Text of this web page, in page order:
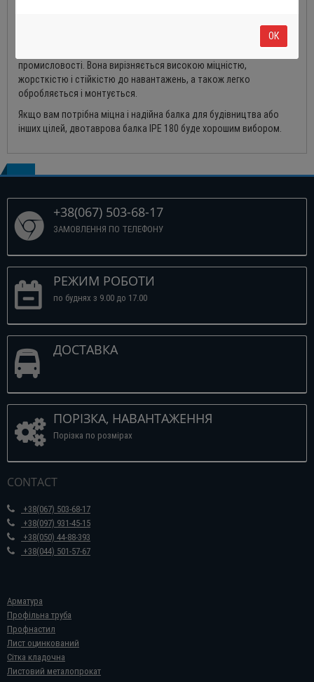
матеріалом, який широко використовується в різних галузях
промисловості. Вона вирізняється високою міцністю,
жорсткістю і стійкістю до навантажень, а також легко
обробляється і монтується.
Якщо вам потрібна міцна і надійна балка для будівництва або
інших цілей, двотаврова балка IPE 180 буде хорошим вибором.
+38(067) 503-68-17
ЗАМОВЛЕННЯ ПО ТЕЛЕФОНУ
РЕЖИМ РОБОТИ
по буднях з 9.00 до 17.00
ДОСТАВКА
ПОРІЗКА, НАВАНТАЖЕННЯ
Порізка по розмірах
CONTACT
+38(067) 503-68-17
+38(097) 931-45-15
+38(050) 44-88-393
+38(044) 501-57-67
Арматура
Профільна труба
Профнастил
Лист оцинкований
Сітка кладочна
Листовий металопрокат
ОК